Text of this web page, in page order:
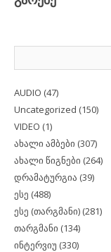
AUDIO (47)
Uncategorized (150)
VIDEO (1)
ახალი ამბები (307)
ახალი წიგნები (264)
დრამატურგია (39)
ესე (488)
ესე (თარგმანი) (281)
თარგმანი (134)
ინტერვიუ (330)